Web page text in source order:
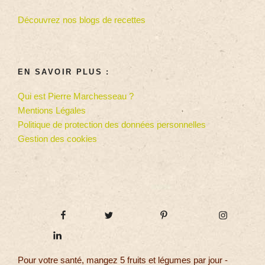
Découvrez nos blogs de recettes
EN SAVOIR PLUS :
Qui est Pierre Marchesseau ?
Mentions Légales
Politique de protection des données personnelles
Gestion des cookies
Pour votre santé, mangez 5 fruits et légumes par jour -